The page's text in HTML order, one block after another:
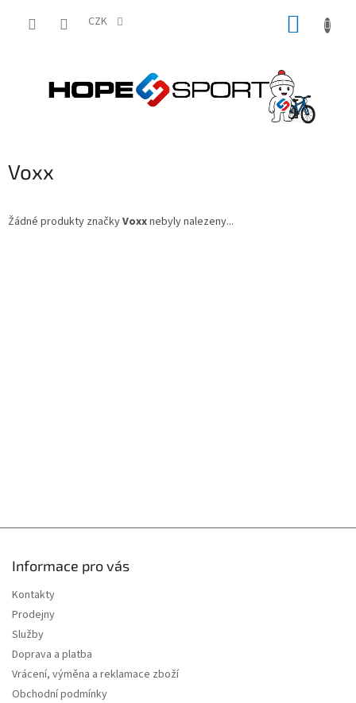
CZK
Voxx
Žádné produkty značkyVoxxnebyly nalezeny...
Informace pro vás
Kontakty
Prodejny
Služby
Doprava a platba
Vrácení, výměna a reklamace zboží
Obchodní podmínky